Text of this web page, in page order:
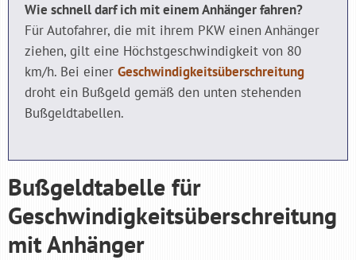
Wie schnell darf ich mit einem Anhänger fahren?
Für Autofahrer, die mit ihrem PKW einen Anhänger
ziehen, gilt eine Höchstgeschwindigkeit von 80
km/h. Bei einer Geschwindigkeitsüberschreitung
droht ein Bußgeld gemäß den unten stehenden
Bußgeldtabellen.
Bußgeldtabelle für
Geschwindigkeits­überschreitung
mit Anhänger